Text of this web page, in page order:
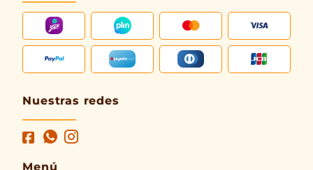
Nuestras redes
Menú